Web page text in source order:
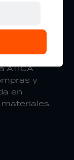
ÁTICA
y
en